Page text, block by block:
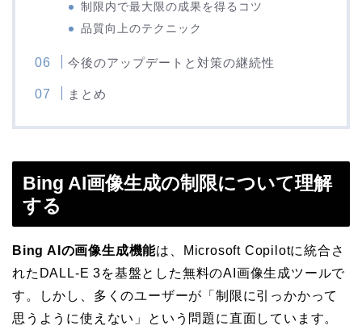
制限内で最大限の成果を得るコツ
品質向上のテクニック
今後のアップデートと対策の継続性
まとめ
Bing AI画像生成の制限について理解
する
Bing AIの画像生成機能は、Microsoft Copilotに統合さ
れたDALL-E 3を基盤とした無料のAI画像生成ツールで
す。しかし、多くのユーザーが「制限に引っかかって
思うように使えない」という問題に直面しています。